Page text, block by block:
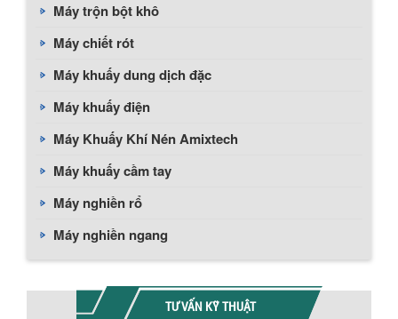
Máy trộn bột khô
Máy chiết rót
Máy khuấy dung dịch đặc
Máy khuấy điện
Máy Khuấy Khí Nén Amixtech
Máy khuấy cầm tay
Máy nghiền rổ
Máy nghiền ngang
TƯ VẤN KỸ THUẬT